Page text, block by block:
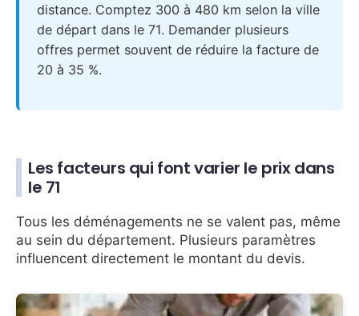
distance. Comptez 300 à 480 km selon la ville
de départ dans le 71. Demander plusieurs
offres permet souvent de réduire la facture de
20 à 35 %.
Les facteurs qui font varier le prix dans
le 71
Tous les déménagements ne se valent pas, même
au sein du département. Plusieurs paramètres
influencent directement le montant du devis.